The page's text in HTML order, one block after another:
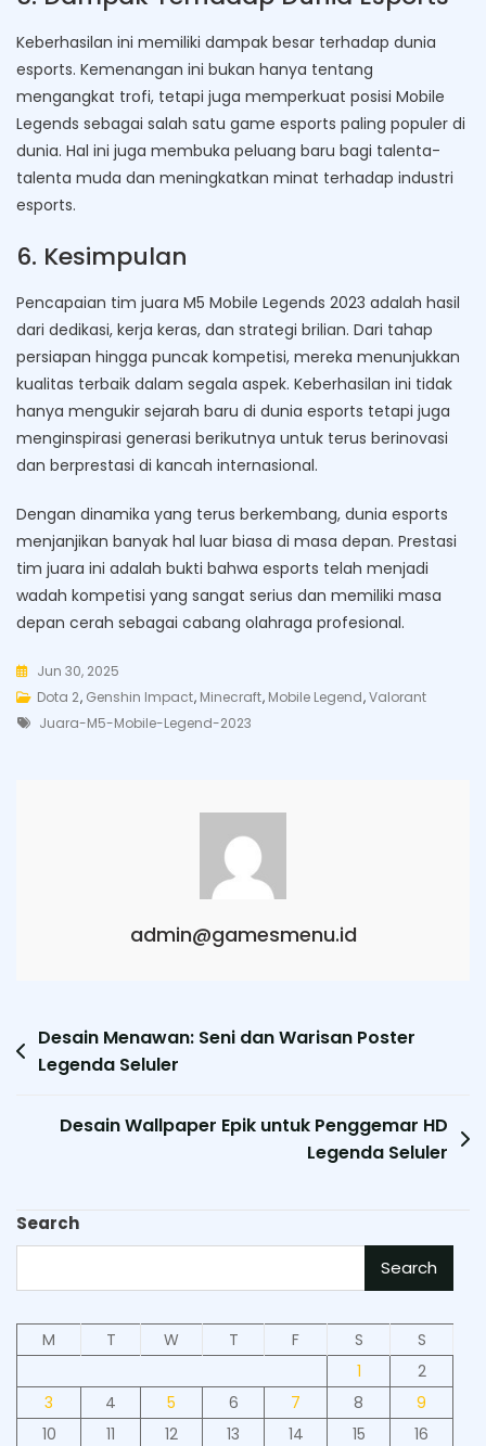
Keberhasilan ini memiliki dampak besar terhadap dunia
esports. Kemenangan ini bukan hanya tentang
mengangkat trofi, tetapi juga memperkuat posisi Mobile
Legends sebagai salah satu game esports paling populer di
dunia. Hal ini juga membuka peluang baru bagi talenta-
talenta muda dan meningkatkan minat terhadap industri
esports.
6. Kesimpulan
Pencapaian tim juara M5 Mobile Legends 2023 adalah hasil
dari dedikasi, kerja keras, dan strategi brilian. Dari tahap
persiapan hingga puncak kompetisi, mereka menunjukkan
kualitas terbaik dalam segala aspek. Keberhasilan ini tidak
hanya mengukir sejarah baru di dunia esports tetapi juga
menginspirasi generasi berikutnya untuk terus berinovasi
dan berprestasi di kancah internasional.
Dengan dinamika yang terus berkembang, dunia esports
menjanjikan banyak hal luar biasa di masa depan. Prestasi
tim juara ini adalah bukti bahwa esports telah menjadi
wadah kompetisi yang sangat serius dan memiliki masa
depan cerah sebagai cabang olahraga profesional.
Jun 30, 2025
Dota 2, Genshin Impact, Minecraft, Mobile Legend,Valorant
Tags
Juara-M5-Mobile-Legend-2023
admin@gamesmenu.id
Post
navigation
Desain Menawan: Seni dan Warisan Poster
Legenda Seluler
Desain Wallpaper Epik untuk Penggemar HD
Legenda Seluler
Search
Search
M T W T F S
S
1
2
3
4 5 6 7 8
9
10
11 12 13 14 15
16